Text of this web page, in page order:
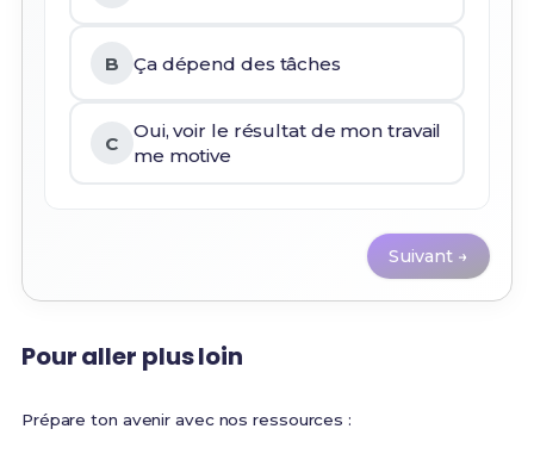
B Ça dépend des tâches
C
Oui, voir le résultat de mon travail
me motive
Suivant →
Pour aller plus loin
Prépare ton avenir avec nos ressources :